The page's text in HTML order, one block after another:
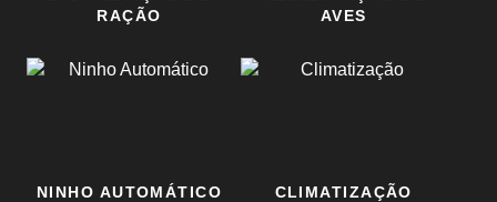
RAÇÃO
AVES
NINHO AUTOMÁTICO CLIMATIZAÇÃO